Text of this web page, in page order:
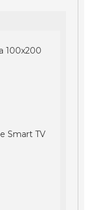
100x200
Smart TV